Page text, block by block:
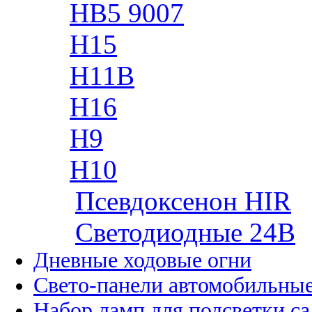
HB5 9007
H15
H11B
H16
H9
H10
Псевдоксенон HIR
Cветодиодные 24B
Дневные ходовые огни
Свето-панели